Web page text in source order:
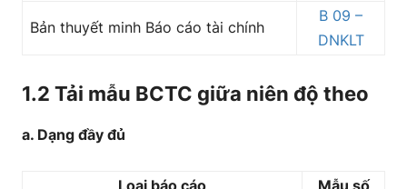
Bản thuyết minh Báo cáo tài chính
B 09 –
DNKLT
1.2 Tải mẫu BCTC giữa niên độ theo
a. Dạng đầy đủ
Loại báo cáo
Mẫu số